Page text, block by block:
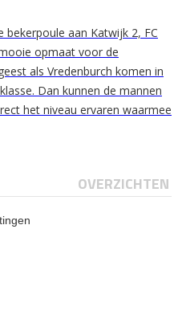
bekerpoule aan Katwijk 2, FC
opmaat voor de
als Vredenburch komen in
Dan kunnen de mannen
het niveau ervaren waarmee
OVERZICHTEN